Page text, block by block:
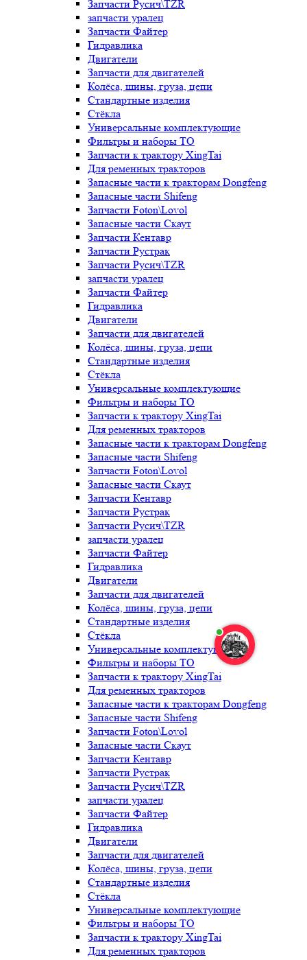
Запчасти Русич\TZR
запчасти уралец
Запчасти Файтер
Гидравлика
Двигатели
Запчасти для двигателей
Колёса, шины, груза, цепи
Стандартные изделия
Стёкла
Универсальные комплектующие
Фильтры и наборы ТО
Запчасти к трактору XingTai
Для ременных тракторов
Запасные части к тракторам Dongfeng
Запасные части Shifeng
Запчасти Foton\Lovol
Запасные части Скаут
Запчасти Кентавр
Запчасти Рустрак
Запчасти Русич\TZR
запчасти уралец
Запчасти Файтер
Гидравлика
Двигатели
Запчасти для двигателей
Колёса, шины, груза, цепи
Стандартные изделия
Стёкла
Универсальные комплектующие
Фильтры и наборы ТО
Запчасти к трактору XingTai
Для ременных тракторов
Запасные части к тракторам Dongfeng
Запасные части Shifeng
Запчасти Foton\Lovol
Запасные части Скаут
Запчасти Кентавр
Запчасти Рустрак
Запчасти Русич\TZR
запчасти уралец
Запчасти Файтер
Гидравлика
Двигатели
Запчасти для двигателей
Колёса, шины, груза, цепи
Стандартные изделия
Стёкла
Универсальные комплектующие
Фильтры и наборы ТО
Запчасти к трактору XingTai
Для ременных тракторов
Запасные части к тракторам Dongfeng
Запасные части Shifeng
Запчасти Foton\Lovol
Запасные части Скаут
Запчасти Кентавр
Запчасти Рустрак
Запчасти Русич\TZR
запчасти уралец
Запчасти Файтер
Гидравлика
Двигатели
Запчасти для двигателей
Колёса, шины, груза, цепи
Стандартные изделия
Стёкла
Универсальные комплектующие
Фильтры и наборы ТО
Запчасти к трактору XingTai
Для ременных тракторов